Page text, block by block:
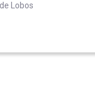
Lobos